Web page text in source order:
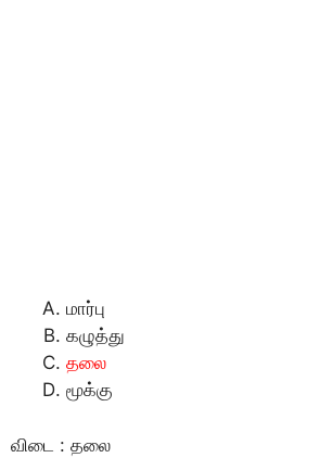
மார்பு
கழுத்து
தலை
மூக்கு
விடை : தலை